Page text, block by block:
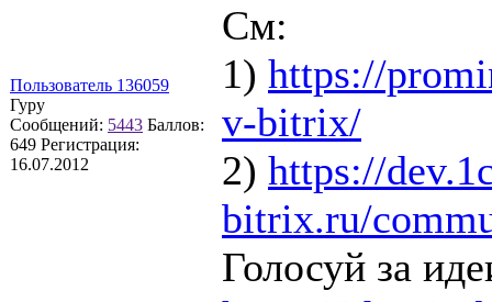
Пользователь 136059
Гуру
Сообщений: 5443 Баллов:
649 Регистрация:
16.07.2012
См:
1) https://
v-bitrix/
2) https://
bitrix.ru/
Голосуй за